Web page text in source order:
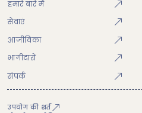
हमारे बारे में
सेवाएं
आजीविका
भागीदारों
संपर्क
उपयोग की शर्त